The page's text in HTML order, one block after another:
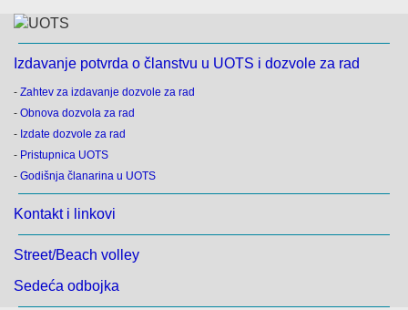
Izdavanje potvrda o članstvu u UOTS i dozvole za rad
- Zahtev za izdavanje dozvole za rad
- Obnova dozvola za rad
- Izdate dozvole za rad
- Pristupnica UOTS
- Godišnja članarina u UOTS
Kontakt i linkovi
Street/Beach volley
Sedeća odbojka